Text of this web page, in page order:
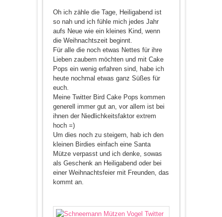
Oh ich zähle die Tage, Heiligabend ist
so nah und ich fühle mich jedes Jahr
aufs Neue wie ein kleines Kind, wenn
die Weihnachtszeit beginnt.
Für alle die noch etwas Nettes für ihre
Lieben zaubern möchten und mit Cake
Pops ein wenig erfahren sind, habe ich
heute nochmal etwas ganz Süßes für
euch.
Meine Twitter Bird Cake Pops kommen
generell immer gut an, vor allem ist bei
ihnen der Niedlichkeitsfaktor extrem
hoch =)
Um dies noch zu steigern, hab ich den
kleinen Birdies einfach eine Santa
Mütze verpasst und ich denke, sowas
als Geschenk an Heiligabend oder bei
einer Weihnachtsfeier mit Freunden, das
kommt an.